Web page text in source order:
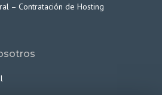
– Contratación de Hosting